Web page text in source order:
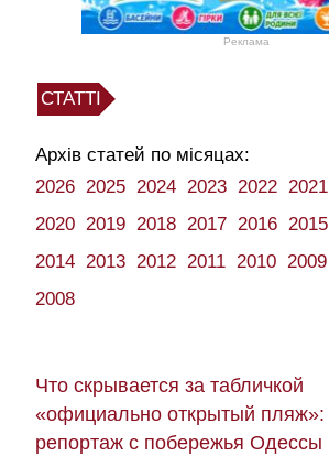
Реклама
СТАТТІ
Архів статей по місяцах:
2026 2025 2024 2023 2022 2021
2020 2019 2018 2017 2016 2015
2014 2013 2012 2011 2010 2009
2008
Что скрывается за табличкой
«официально открытый пляж»:
репортаж с побережья Одессы